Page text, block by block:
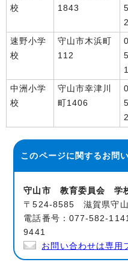
校
1843
速野小学
校
守山市木浜町
112
中洲小学
校
守山市幸津川
町1406
このページに関するお問
守山市 教育委員会 学
〒524-8585 滋賀県守
電話番号：077-582-
9441
お問い合わせは専用